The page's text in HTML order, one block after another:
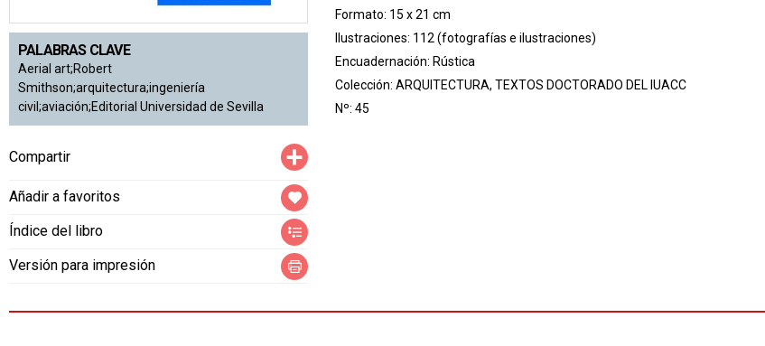
PALABRAS CLAVE
Aerial art;Robert
Smithson;arquitectura;ingeniería
civil;aviación;Editorial Universidad de Sevilla
Compartir
Añadir a favoritos
Índice del libro
Versión para impresión
Formato: 15 x 21 cm
Ilustraciones: 112 (fotografías e ilustraciones)
Encuadernación: Rústica
Colección: ARQUITECTURA, TEXTOS DOCTORADO DEL IUACC
Nº: 45